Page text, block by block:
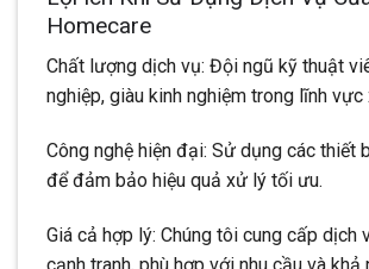
Homecare
Chất lượng dịch vụ: Đội ngũ kỹ thuật
nghiệp, giàu kinh nghiệm trong lĩnh
Công nghệ hiện đại: Sử dụng các thiết
để đảm bảo hiệu quả xử lý tối ưu.
Giá cả hợp lý: Chúng tôi cung cấp dịch